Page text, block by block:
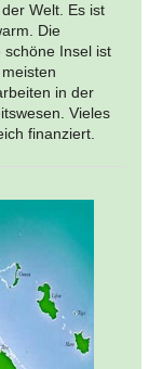
Welt. Es ist
Die
schöne Insel ist
in der
Vieles
finanziert.